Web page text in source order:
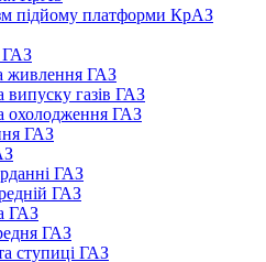
підйому платформи КрАЗ
ГАЗ
живлення ГАЗ
випуску газів ГАЗ
охолодження ГАЗ
ГАЗ
ГАЗ
ГАЗ
ГАЗ
ГАЗ
ступиці ГАЗ